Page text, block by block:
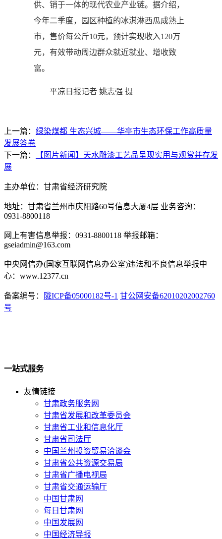
供、销于一体的现代农业产业链。据介绍，
今年二季度，园区种植的冰淇淋西瓜成熟上
市，售价每公斤10元，预计实现收入120万
元，有效带动周边群众就近就业、增收致
富。
平凉日报记者 姚志强 摄
上一篇： 绿染煤都 生态兴城——华亭市生态环保工作高质量
发展答卷
下一篇：
【图片新闻】天水雕漆工艺品呈现实用与观赏并存发
展
主办单位：甘肃省经济研究院
地址：甘肃省兰州市庆阳路60号信息大厦4层 业务咨询：
0931-8800118
网上有害信息举报：0931-8800118 举报邮箱：
gseiadmin@163.com
中央网信办(国家互联网信息办公室)违法和不良信息举报中
心：www.12377.cn
备案编号： 陇ICP备05000182号-1 甘公网安备62010202002760
号
一站式服务
友情链接
甘肃政务服务网
甘肃省发展和改革委员会
甘肃省工业和信息化厅
甘肃省司法厅
中国兰州投资贸易洽谈会
甘肃省公共资源交易局
甘肃省广播电视局
甘肃省交通运输厅
中国甘肃网
每日甘肃网
中国发展网
中国经济导报